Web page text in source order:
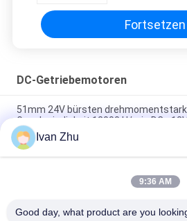
Fortsetzen
DC-Getriebemotoren
51mm 24V bürsten
Geschwindigkeit 12000 U/min DCs
1N.M Getriebemotoren 24VDC
Motor für medizinische Maschine
370 46mm 6V 24V 12v schloss
Ivan Zhu
9:36 AM
Good day, what product are you